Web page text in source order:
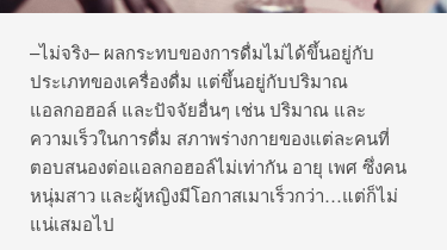
–ไม่จริง– ผลกระทบของการดื่มไม่ได้ขึ้นอยู่กับ
ประเภทของเครื่องดื่ม แต่ขึ้นอยู่กับปริมาณ
แอลกอฮอล์ และปัจจัยอื่นๆ เช่น ปริมาณ และ
ความเร็วในการดื่ม สภาพร่างกายของแต่ละคนที่
ตอบสนองต่อแอลกอฮอล์ไม่เท่ากัน อายุ เพศ ซึ่งคน
หนุ่มสาว และผู้หญิงมีโอกาสเมาเร็วกว่า…แต่ก็ไม่
แน่เสมอไป